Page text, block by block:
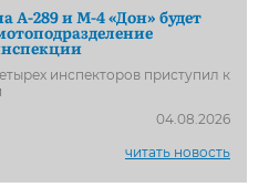
А-289 и М-4 «Дон» будет
инспекторов приступил к
04.08.2026
читать новость